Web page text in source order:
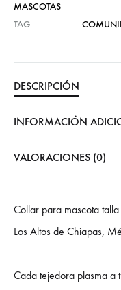
MASCOTAS
TAG
DESCRIPCIÓN
INFORMACIÓN
VALORACIONES (0)
Collar para mascota
Los Altos de Chiapas,
Cada tejedora plasma a